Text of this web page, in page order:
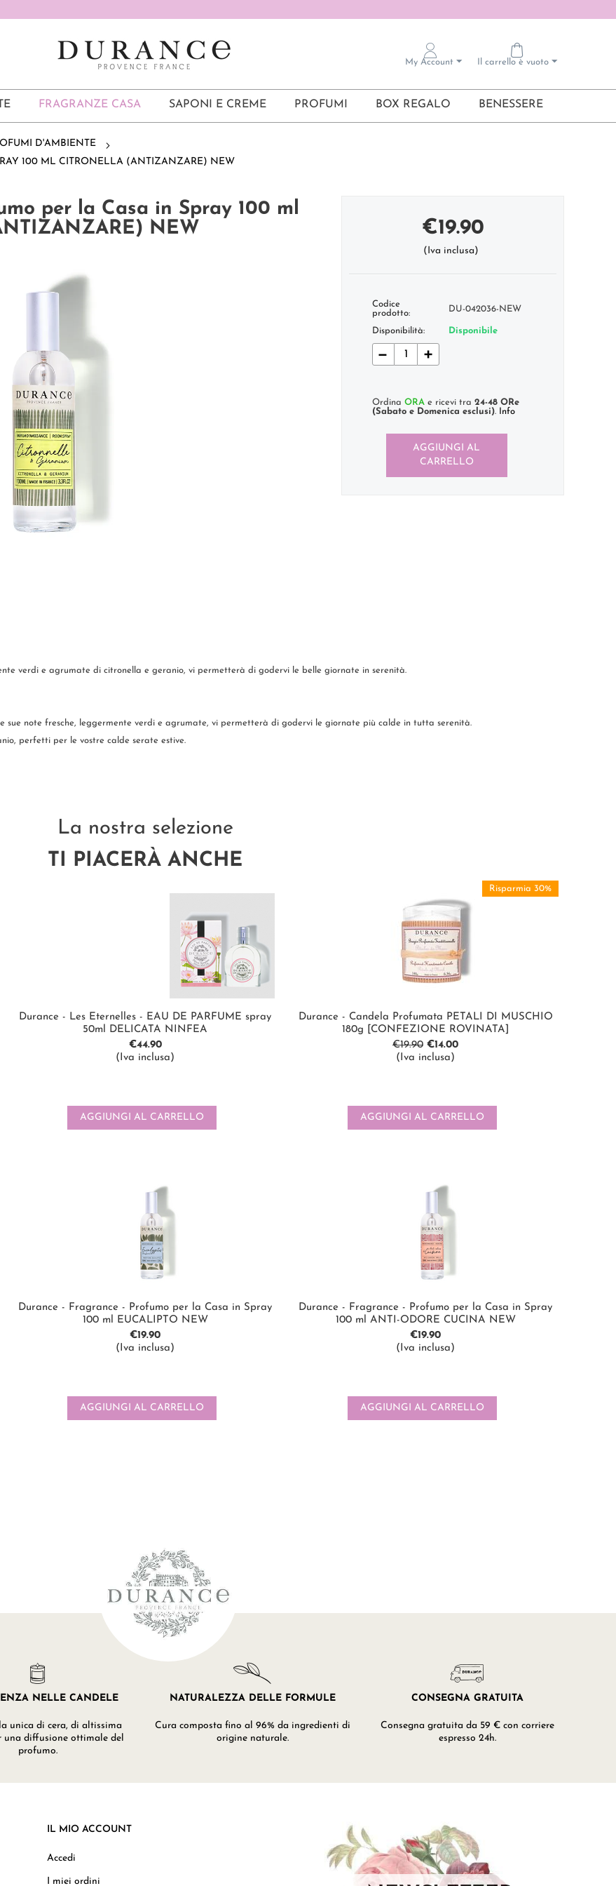
Il carrello è vuoto
My Account
FRAGRANZE CASA SAPONI E CREME PROFUMI BOX REGALO BENESSERE
D'AMBIENTE
100 ML CITRONELLA (ANTIZANZARE) NEW
per la Casa in Spray 100 ml
NEW
€19.90
(Iva inclusa)
Codice
prodotto:
DU-042036-NEW
Disponibilità: Disponibile
+
−
Ordina ORA e ricevi tra 24-48 ORe
(Sabato e Domenica esclusi). Info
AGGIUNGI AL
CARRELLO
verdi e agrumate di citronella e geranio, vi permetterà di godervi le belle giornate in serenità.
note fresche, leggermente verdi e agrumate, vi permetterà di godervi le giornate più calde in tutta serenità.
perfetti per le vostre calde serate estive.
La nostra selezione
TI PIACERÀ ANCHE
Durance - Les Eternelles - EAU DE PARFUME spray
50ml DELICATA NINFEA
€44.90
(Iva inclusa)
AGGIUNGI AL CARRELLO
Risparmia 30%
Durance - Candela Profumata PETALI DI MUSCHIO
180g [CONFEZIONE ROVINATA]
€19.90 €14.00
(Iva inclusa)
AGGIUNGI AL CARRELLO
Durance - Fragrance - Profumo per la Casa in Spray
100 ml EUCALIPTO NEW
€19.90
(Iva inclusa)
AGGIUNGI AL CARRELLO
Durance - Fragrance - Profumo per la Casa in Spray
100 ml ANTI-ODORE CUCINA NEW
€19.90
(Iva inclusa)
AGGIUNGI AL CARRELLO
NELLE CANDELE
unica di cera, di altissima
una diffusione ottimale del
profumo.
NATURALEZZA DELLE FORMULE
Cura composta fino al 96% da ingredienti di
origine naturale.
CONSEGNA GRATUITA
Consegna gratuita da 59 € con corriere
espresso 24h.
IL MIO ACCOUNT
Accedi
I miei ordini